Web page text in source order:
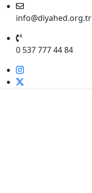
info@diyahed.org.tr
0 537 777 44 84